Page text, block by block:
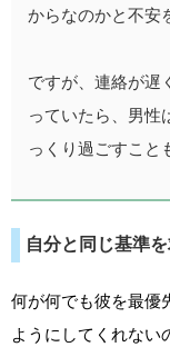
からなのかと不安
ですが、連絡が遅
っていたら、男性
っくり過ごすこと
自分と同じ基準
何が何でも彼を最優
ようにしてくれない